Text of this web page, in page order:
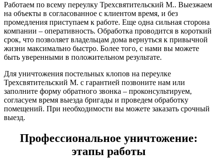
Работаем по всему переулку Трехсвятительский М.. Выезжаем
на объекты в согласованное с клиентом время, и без
промедления приступаем к работе. Еще одна сильная сторона
компании – оперативность. Обработка проводится в короткий
срок, что позволяет владельцам дома вернуться к привычной
жизни максимально быстро. Более того, с нами вы можете
быть уверенными в положительном результате.
Для уничтожения постельных клопов на переулке
Трехсвятительский М. с гарантией позвоните нам или
заполните форму обратного звонка – проконсультируем,
согласуем время выезда бригады и проведем обработку
помещений. При необходимости вы можете заказать срочный
выезд.
Профессиональное уничтожение:
этапы работы